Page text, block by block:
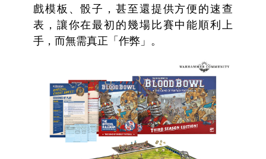
戲模板、骰子，甚至還提供方便的速查
表，讓你在最初的幾場比賽中能順利上
手，而無需真正「作弊」。